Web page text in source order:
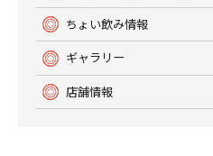
ちょい飲み情報
ギャラリー
店舗情報